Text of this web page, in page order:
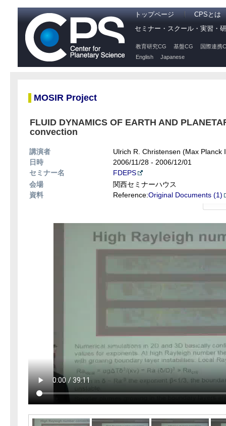
トップページ
CPSとは
セミナー・スクール・実習・
教育研究CG 基盤CG
国際連携
English
Japanese
MOSIR Project
FLUID DYNAMICS OF EARTH AND
convection
講演者
Ulrich R. Christensen (Max Planck
日時
2006/11/28 - 2006/12/01
セミナー名
FDEPS
会場
関西セミナーハウス
資料
Reference:Original Documents (1)